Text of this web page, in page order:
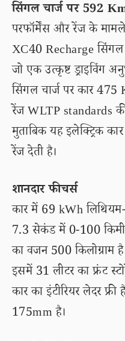
सिंगल चार्ज पर 592
परफॉर्मेंस और रेंज के
XC40 Recharge
जो एक उत्कृष्ट ड्राइविंग
सिंगल चार्ज पर कार 475
रेंज WLTP standards
मुताबिक यह इलेक्ट्रिक
रेंज देती है।
शानदार फीचर्स
कार में 69 kWh
7.3 सेकंड में 0-100 किमी
का वजन 500 किलोग्राम
इसमें 31 लीटर का फ्रंट
कार का इंटीरियर लेदर
175mm है।